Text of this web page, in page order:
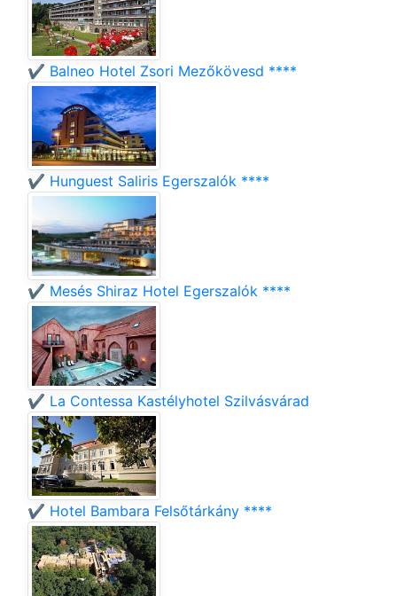
✔️ Balneo Hotel Zsori Mezőkövesd ****
✔️ Hunguest Saliris Egerszalók ****
✔️ Mesés Shiraz Hotel Egerszalók ****
✔️ La Contessa Kastélyhotel Szilvásvárad
✔️ Hotel Bambara Felsőtárkány ****